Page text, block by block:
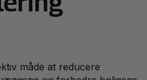
måde at reducere